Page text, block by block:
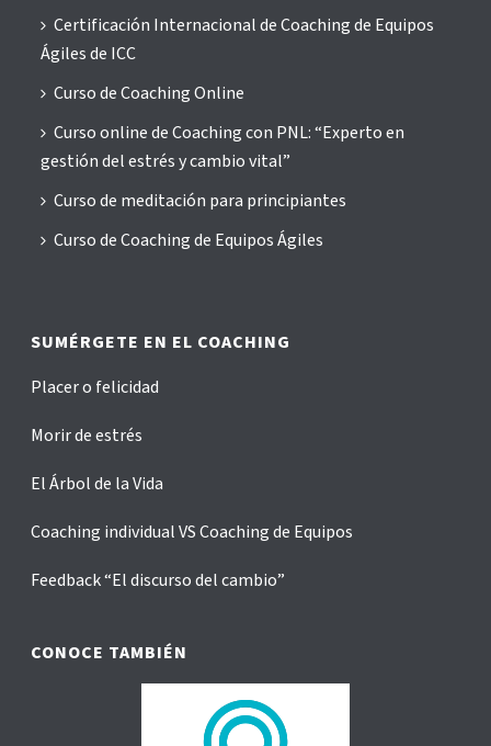
Certificación Internacional de Coaching de Equipos
Ágiles de ICC
Curso de Coaching Online
Curso online de Coaching con PNL: “Experto en
gestión del estrés y cambio vital”
Curso de meditación para principiantes
Curso de Coaching de Equipos Ágiles
SUMÉRGETE EN EL COACHING
Placer o felicidad
Morir de estrés
El Árbol de la Vida
Coaching individual VS Coaching de Equipos
Feedback “El discurso del cambio”
CONOCE TAMBIÉN